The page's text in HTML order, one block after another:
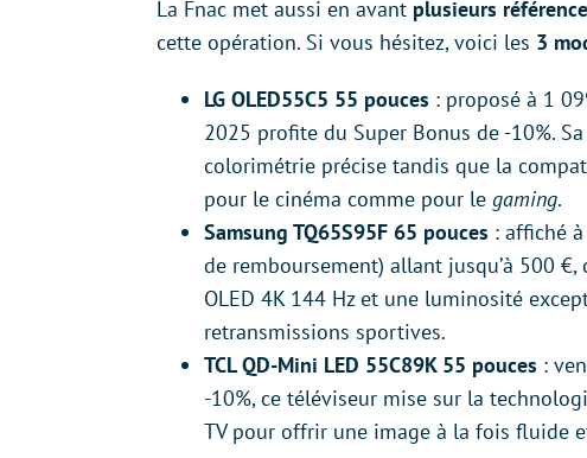
La Fnac met aussi en avant plusieurs
cette opération. Si vous hésitez, voici les 3
LG OLED55C5 55 pouces : proposé à 1
2025 profite du Super Bonus de -10%.
colorimétrie précise tandis que la
pour le cinéma comme pour le gaming.
Samsung TQ65S95F 65 pouces : affiché
de remboursement) allant jusqu’à 500
OLED 4K 144 Hz et une luminosité
retransmissions sportives.
TCL QD-Mini LED 55C89K 55 pouces :
-10%, ce téléviseur mise sur la
TV pour offrir une image à la fois fluide